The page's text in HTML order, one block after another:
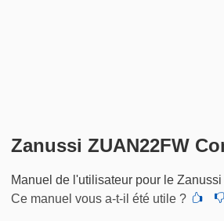
Zanussi ZUAN22FW
Manuel de l'utilisateur pour le
Ce manuel vous a-t-il été utile ?